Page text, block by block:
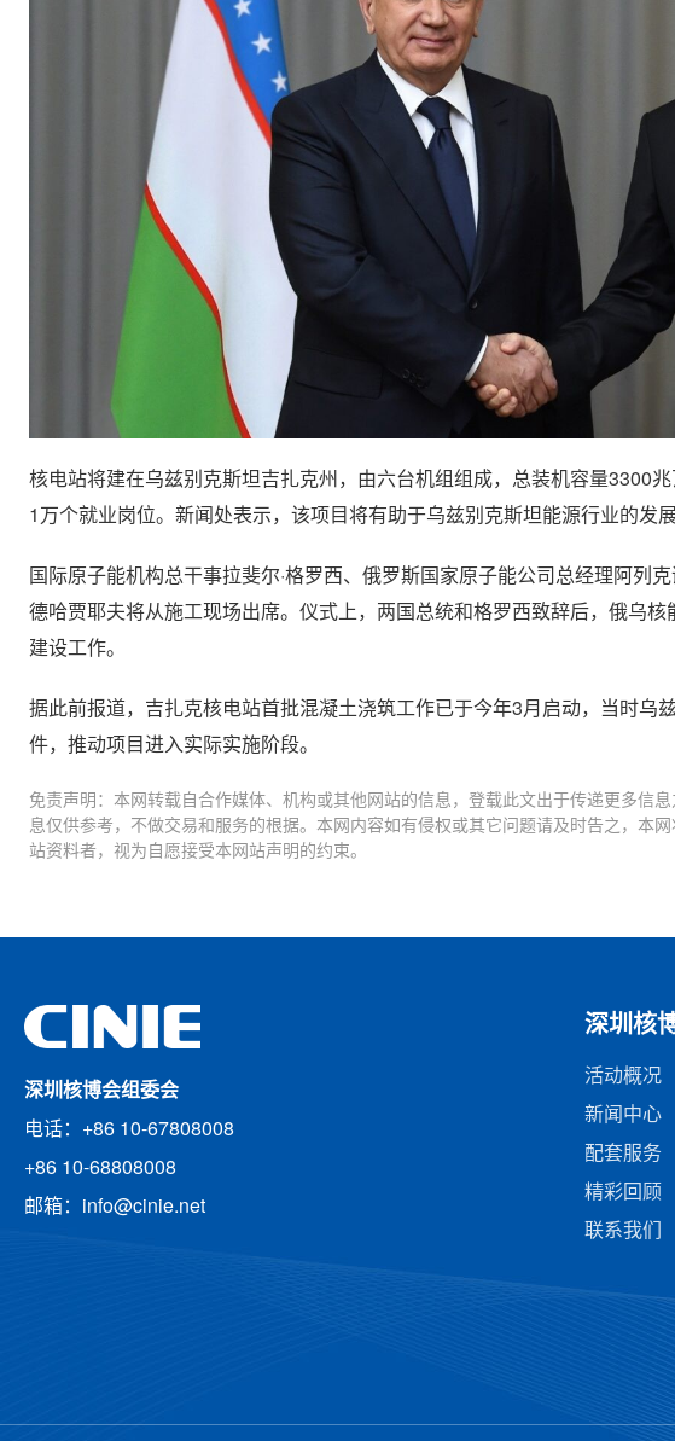
核电站将建在乌兹别克斯坦吉扎克州，由六台机组组成，总装机容量3300
1万个就业岗位。新闻处表示，该项目将有助于乌兹别克斯坦能源行业的发
国际原子能机构总干事拉斐尔·格罗西、俄罗斯国家原子能公司总经理阿列
德哈贾耶夫将从施工现场出席。仪式上，两国总统和格罗西致辞后，俄乌
建设工作。
据此前报道，吉扎克核电站首批混凝土浇筑工作已于今年3月启动，当时乌
件，推动项目进入实际实施阶段。
免责声明：本网转载自合作媒体、机构或其他网站的信息，登载此文出于传递更多信
息仅供参考，不做交易和服务的根据。本网内容如有侵权或其它问题请及时告之，本
站资料者，视为自愿接受本网站声明的约束。
深圳核博会组委会
电话：+86 10-67808008
+86 10-68808008
邮箱：info@cinie.net
深圳核
活动概况
新闻中心
配套服务
精彩回顾
联系我们